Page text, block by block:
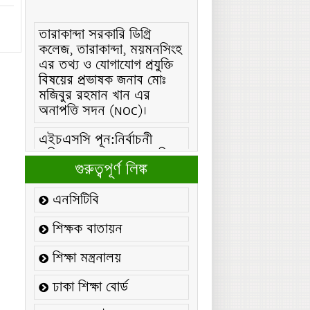
কলেজ, তারাকান্দা, ময়মনসিংহ
এর তথ্য ও যোগাযোগ প্রযুক্তি
বিষয়ের প্রভাষক জনাব মোঃ
মজিবুর রহমান খান এর
অনাপত্তি সদন (NOC)।
পরীক্ষা/২০২৬ এর সময়সূচীঃ
এইচএসসি (বিএমটি) ফরম
পূরণ/২০২৬ বিজ্ঞপ্তিঃ
বিজ্ঞপ্তিঃ
২১ ফেব্রুয়ারি/২০২৬ ইং
আন্তর্জাতিক মাতৃভাষা
গুরুত্বপূর্ণ লিঙ্ক
এনসিটিবি
শিক্ষক বাতায়ন
শিক্ষা মন্ত্রনালয়
ঢাকা শিক্ষা বোর্ড